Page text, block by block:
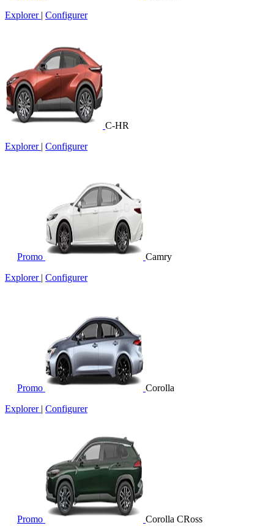
Explorer | Configurer
C-HR
Explorer | Configurer
Promo
Camry
Explorer | Configurer
Promo
Corolla
Explorer | Configurer
Promo
Corolla CRoss